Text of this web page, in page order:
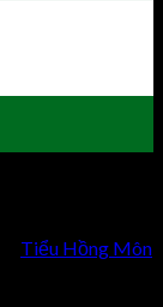
Tiểu Hồng Môn